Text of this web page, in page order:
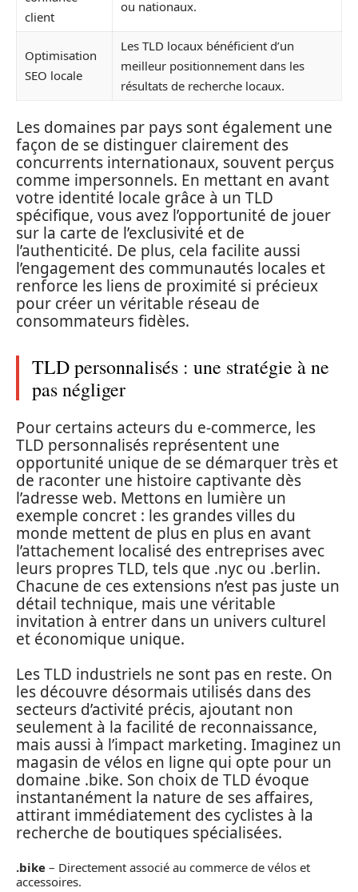
client
ou nationaux.
Optimisation
SEO locale
Les TLD locaux bénéficient d’un
meilleur positionnement dans les
résultats de recherche locaux.
Les domaines par pays sont également une
façon de se distinguer clairement des
concurrents internationaux, souvent perçus
comme impersonnels. En mettant en avant
votre identité locale grâce à un TLD
spécifique, vous avez l’opportunité de jouer
sur la carte de l’exclusivité et de
l’authenticité. De plus, cela facilite aussi
l’engagement des communautés locales et
renforce les liens de proximité si précieux
pour créer un véritable réseau de
consommateurs fidèles.
TLD personnalisés : une stratégie à ne
pas négliger
Pour certains acteurs du e-commerce, les
TLD personnalisés représentent une
opportunité unique de se démarquer très et
de raconter une histoire captivante dès
l’adresse web. Mettons en lumière un
exemple concret : les grandes villes du
monde mettent de plus en plus en avant
l’attachement localisé des entreprises avec
leurs propres TLD, tels que .nyc ou .berlin.
Chacune de ces extensions n’est pas juste un
détail technique, mais une véritable
invitation à entrer dans un univers culturel
et économique unique.
Les TLD industriels ne sont pas en reste. On
les découvre désormais utilisés dans des
secteurs d’activité précis, ajoutant non
seulement à la facilité de reconnaissance,
mais aussi à l’impact marketing. Imaginez un
magasin de vélos en ligne qui opte pour un
domaine .bike. Son choix de TLD évoque
instantanément la nature de ses affaires,
attirant immédiatement des cyclistes à la
recherche de boutiques spécialisées.
.bike – Directement associé au commerce de vélos et
accessoires.